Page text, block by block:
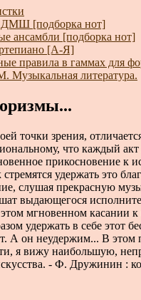
ДМШ [подборка нот]
ансамбли [подборка нот]
[А-Я]
правила в гаммах для
Музыкальная литература.
точки зрения,
что каждый
прикосновение к
удержать это
слушая прекрасную
выдающегося
мгновенном касании к
удержать в себе этот
А он неудержим... В этом
я вижу наибольшую,
- Ф. Дружинин :